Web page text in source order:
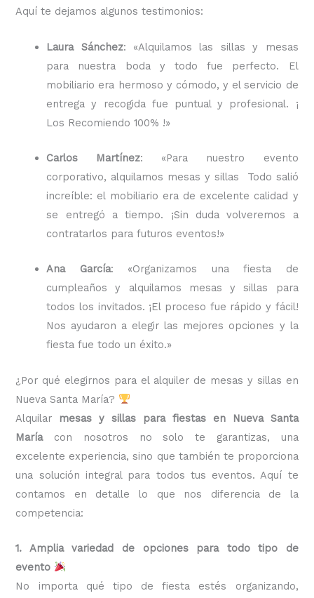
Aquí te dejamos algunos testimonios:
Laura Sánchez: «Alquilamos las sillas y mesas
para nuestra boda y todo fue perfecto. El
mobiliario era hermoso y cómodo, y el servicio de
entrega y recogida fue puntual y profesional. ¡
Los Recomiendo 100% !»
Carlos Martínez: «Para nuestro evento
corporativo, alquilamos mesas y sillas Todo salió
increíble: el mobiliario era de excelente calidad y
se entregó a tiempo. ¡Sin duda volveremos a
contratarlos para futuros eventos!»
Ana García: «Organizamos una fiesta de
cumpleaños y alquilamos mesas y sillas para
todos los invitados. ¡El proceso fue rápido y fácil!
Nos ayudaron a elegir las mejores opciones y la
fiesta fue todo un éxito.»
¿Por qué elegirnos para el alquiler de mesas y sillas en
Nueva Santa María?
Alquilar mesas y sillas para fiestas en Nueva Santa
María con nosotros no solo te garantizas, una
excelente experiencia, sino que también te proporciona
una solución integral para todos tus eventos. Aquí te
contamos en detalle lo que nos diferencia de la
competencia:
1. Amplia variedad de opciones para todo tipo de
evento
No importa qué tipo de fiesta estés organizando,